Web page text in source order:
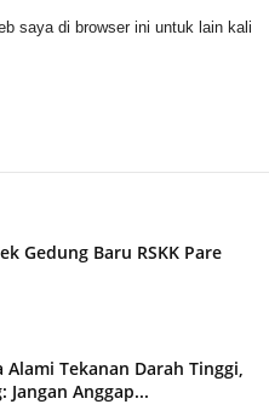
saya di browser ini untuk lain kali
Gedung Baru RSKK Pare
Alami Tekanan Darah Tinggi,
Jangan Anggap...